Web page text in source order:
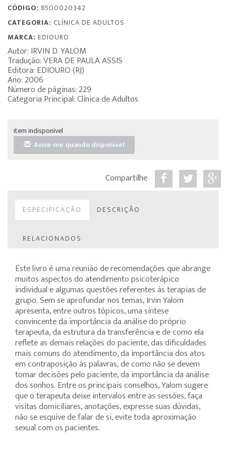
CÓDIGO: 8500020342
CATEGORIA: CLÍNICA DE ADULTOS
MARCA: EDIOURO
Autor: IRVIN D. YALOM
Tradução: VERA DE PAULA ASSIS
Editora: EDIOURO (RJ)
Ano: 2006
Número de páginas: 229
Categoria Principal: Clínica de Adultos
item indisponível
Avise-me quando disponível
Compartilhe
ESPECIFICAÇÃO DESCRIÇÃO
RELACIONADOS
Este livro é uma reunião de recomendações que abrange
muitos aspectos do atendimento psicoterápico
individual e algumas questões referentes às terapias de
grupo. Sem se aprofundar nos temas, Irvin Yalom
apresenta, entre outros tópicos, uma síntese
convincente da importância da análise do próprio
terapeuta, da estrutura da transferência e de como ela
reflete as demais relações do paciente, das dificuldades
mais comuns do atendimento, da importância dos atos
em contraposição às palavras, de como não se devem
tomar decisões pelo paciente, da importância da análise
dos sonhos. Entre os principais conselhos, Yalom sugere
que o terapeuta deixe intervalos entre as sessões, faça
visitas domiciliares, anotações, expresse suas dúvidas,
não se esquive de falar de si, evite toda aproximação
sexual com os pacientes.